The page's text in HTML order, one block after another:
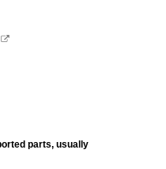

parts, usually